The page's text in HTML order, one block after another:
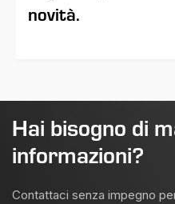
novità.
Hai bisogno di
informazioni?
Contattaci senza impegno